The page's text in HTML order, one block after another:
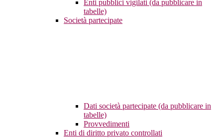
Enti pubblici vigilati (da pubblicare in
tabelle)
Società partecipate
Dati società partecipate (da pubblicare in
tabelle)
Provvedimenti
Enti di diritto privato controllati